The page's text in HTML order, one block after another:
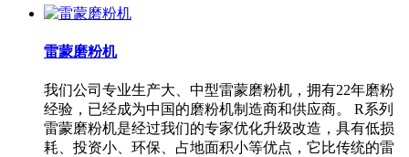
雷蒙磨粉机
我们公司专业生产大、中型雷蒙磨粉机，拥有22年磨粉
经验，已经成为中国的磨粉机制造商和供应商。 R系列
雷蒙磨粉机是经过我们的专家优化升级改造，具有低损
耗、投资小、环保、占地面积小等优点，它比传统的雷